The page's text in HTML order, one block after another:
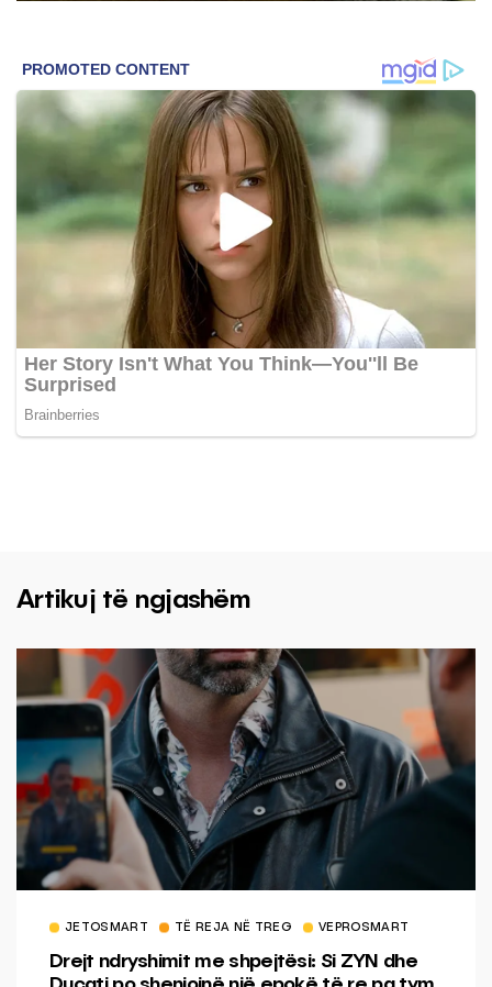
Artikuj të ngjashëm
JETOSMART TË REJA NË TREG VEPROSMART
Drejt ndryshimit me shpejtësi: Si ZYN dhe